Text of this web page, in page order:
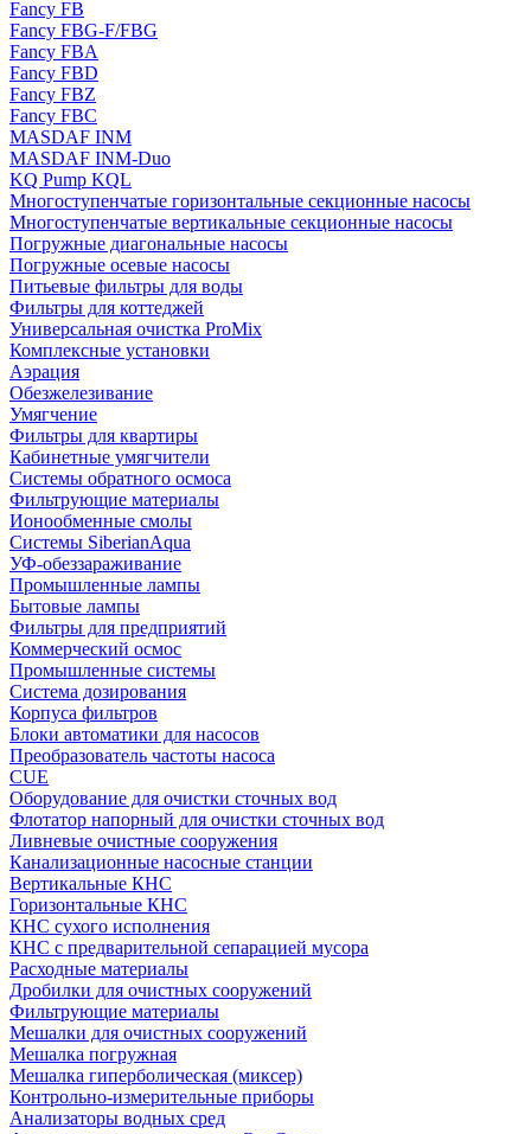
Fancy FB
Fancy FBG-F/FBG
Fancy FBA
Fancy FBD
Fancy FBZ
Fancy FBC
MASDAF INM
MASDAF INM-Duo
KQ Pump KQL
Многоступенчатые горизонтальные секционные насосы
Многоступенчатые вертикальные секционные насосы
Погружные диагональные насосы
Погружные осевые насосы
Питьевые фильтры для воды
Фильтры для коттеджей
Универсальная очистка ProMix
Комплексные установки
Аэрация
Обезжелезивание
Умягчение
Фильтры для квартиры
Кабинетные умягчители
Системы обратного осмоса
Фильтрующие материалы
Ионообменные смолы
Системы SiberianAqua
УФ-обеззараживание
Промышленные лампы
Бытовые лампы
Фильтры для предприятий
Коммерческий осмос
Промышленные системы
Система дозирования
Корпуса фильтров
Блоки автоматики для насосов
Преобразователь частоты насоса
CUE
Оборудование для очистки сточных вод
Флотатор напорный для очистки сточных вод
Ливневые очистные сооружения
Канализационные насосные станции
Вертикальные КНС
Горизонтальные КНС
КНС сухого исполнения
КНС с предварительной сепарацией мусора
Расходные материалы
Дробилки для очистных сооружений
Фильтрующие материалы
Мешалки для очистных сооружений
Мешалка погружная
Мешалка гиперболическая (миксер)
Контрольно-измерительные приборы
Анализаторы водных сред